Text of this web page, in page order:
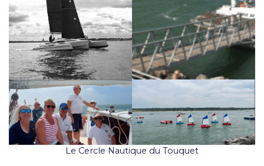
Le Cercle Nautique du Touquet